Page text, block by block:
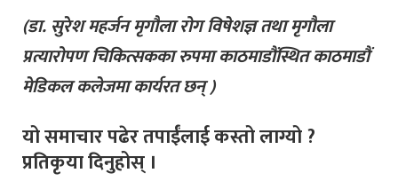
(डा. सुरेश महर्जन मृगौला रोग विषेशज्ञ तथा मृगौला
प्रत्यारोपण चिकित्सकका रुपमा काठमाडौंस्थित काठमाडौं
मेडिकल कलेजमा कार्यरत छन् )
यो समाचार पढेर तपाईंलाई कस्तो लाग्यो ?
प्रतिकृया दिनुहोस् ।